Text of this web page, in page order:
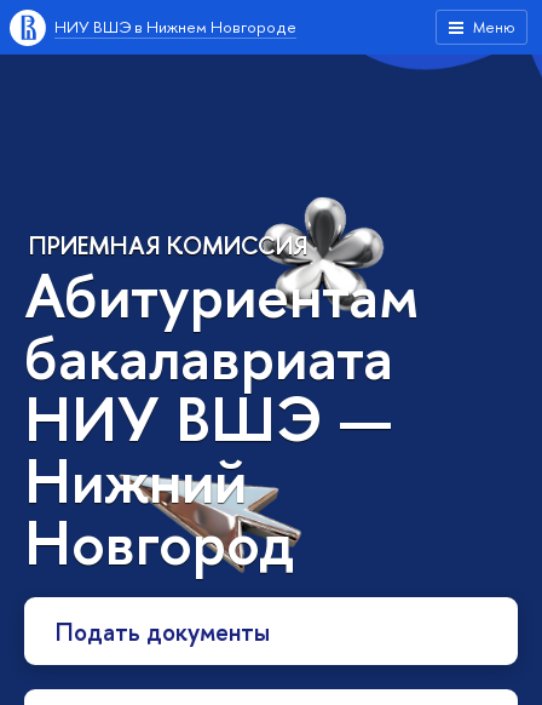
Меню
НИУ ВШЭ в Нижнем Новгороде
ПРИЕМНАЯ КОМИССИЯ
Абитуриентам
бакалавриата
НИУ ВШЭ —
Нижний
Новгород
Подать документы